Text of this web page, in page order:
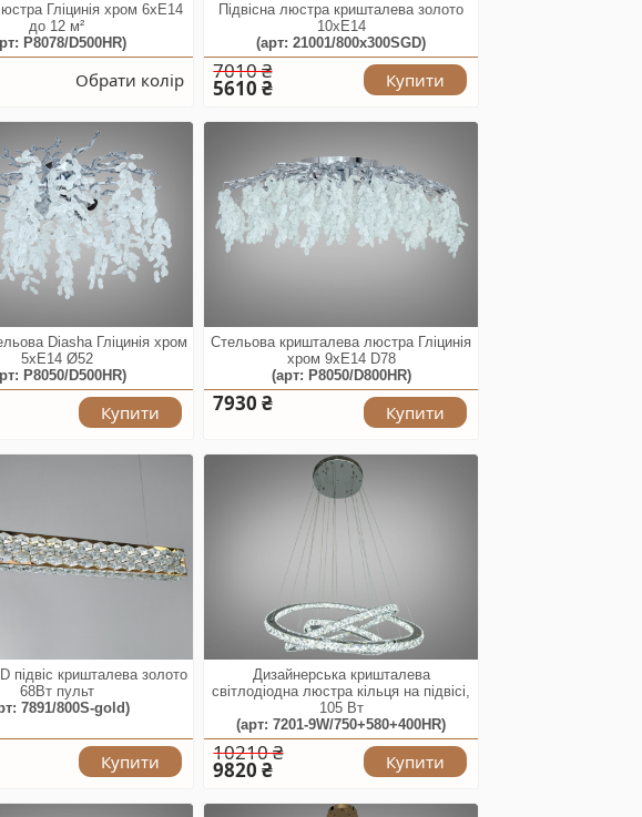
Гліцинія хром 6xE14
до 12 м²
P8078/D500HR)
Обрати колір
Підвісна люстра кришталева золото
10xE14
(арт: 21001/800x300SGD)
7010 ₴
5610 ₴ Купити
Diasha Гліцинія хром
5xE14 Ø52
P8050/D500HR)
Купити
Стельова кришталева люстра Гліцинія
хром 9xE14 D78
(арт: P8050/D800HR)
7930 ₴ Купити
підвіс кришталева золото
68Вт пульт
7891/800S-gold)
Купити
Дизайнерська кришталева
світлодіодна люстра кільця на підвісі,
105 Вт
(арт: 7201-9W/750+580+400HR)
10210 ₴
9820 ₴ Купити